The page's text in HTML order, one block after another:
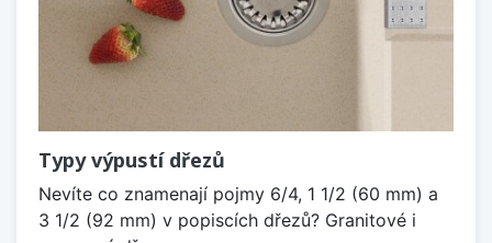
Typy výpustí dřezů
Nevíte co znamenají pojmy 6/4, 1 1/2 (60 mm) a
3 1/2 (92 mm) v popiscích dřezů? Granitové i